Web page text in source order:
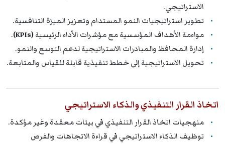
الاستراتيجي.
تطوير استراتيجيات النمو المستدام وتعزيز الميزة التنافسية.
مواءمة الأهداف المؤسسية مع مؤشرات الأداء الرئيسية(KPIs)
.
إدارة المحافظ والمبادرات الاستراتيجية لدعم التوسع والنمو.
تحويل الاستراتيجية إلى خطط تنفيذية قابلة للقياس والمتابعة.
اتخاذ القرار التنفيذي والذكاء الاستراتيجي
منهجيات اتخاذ القرار التنفيذي في بيئات معقدة وغير مؤكدة.
توظيف الذكاء الاستراتيجي في قراءة الاتجاهات والفرص